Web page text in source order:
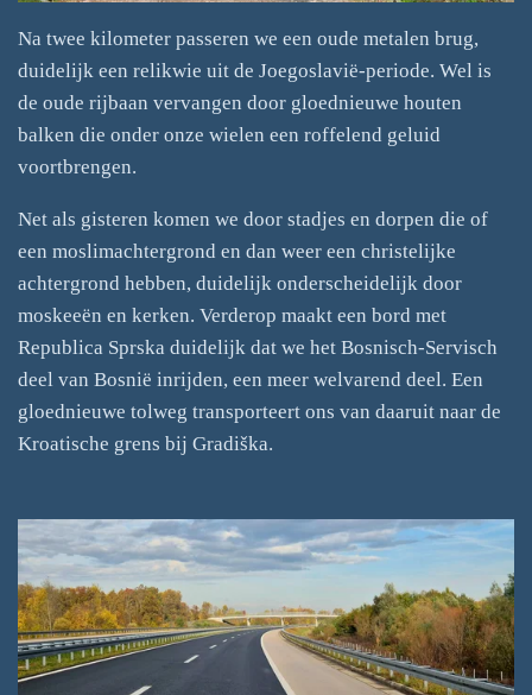
Na twee kilometer passeren we een oude metalen brug,
duidelijk een relikwie uit de Joegoslavië-periode. Wel is
de oude rijbaan vervangen door gloednieuwe houten
balken die onder onze wielen een roffelend geluid
voortbrengen.
Net als gisteren komen we door stadjes en dorpen die of
een moslimachtergrond en dan weer een christelijke
achtergrond hebben, duidelijk onderscheidelijk door
moskeeën en kerken. Verderop maakt een bord met
Republica Sprska duidelijk dat we het Bosnisch-Servisch
deel van Bosnië inrijden, een meer welvarend deel. Een
gloednieuwe tolweg transporteert ons van daaruit naar de
Kroatische grens bij Gradiška.